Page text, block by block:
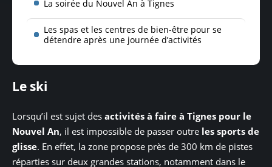
La soirée du Nouvel An à Tignes
Les spas et les centres de bien-être pour se
détendre après une journée d’activités
Le ski
Lorsqu’il est sujet des activités à faire à Tignes pour le
Nouvel An, il est impossible de passer outre les sports de
glisse. En effet, la zone propose près de 300 km de pistes
réparties sur deux grandes stations, notamment dans le